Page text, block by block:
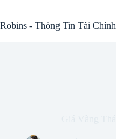
content
Robins - Thông Tin Tài Chính